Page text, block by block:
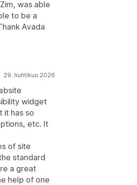
was able
to be a
Avada
29. huhtikuu 2026
widget
it has so
etc. It
of site
standard
a great
help of one